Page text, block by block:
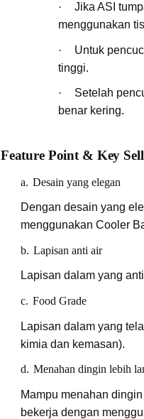
·
Jika ASI
menggunakan
·
Untuk
tinggi.
·
Setelah
benar kering.
Feature Point & Key
a. Desain yang elegan
Dengan desain yang
menggunakan Cooler
b. Lapisan anti air
Lapisan dalam yang
c. Food Grade
Lapisan dalam yang
kimia dan kemasan).
d. Menahan dingin lebih
Mampu menahan
bekerja dengan